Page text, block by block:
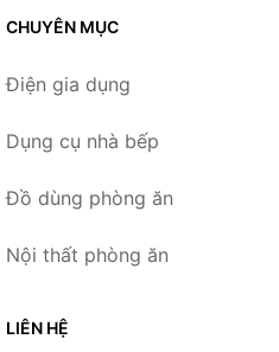
CHUYÊN MỤC
Điện gia dụng
Dụng cụ nhà bếp
Đồ dùng phòng ăn
Nội thất phòng ăn
LIÊN HỆ